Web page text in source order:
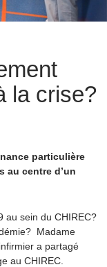
la crise?
particulière
au centre d’un
au sein du CHIREC?
Madame
a partagé
au CHIREC.